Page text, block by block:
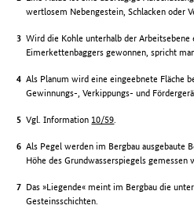
wertlosem Nebengestein, Schlacken oder
Wird die Kohle unterhalb der Arbeitsebene
Eimerkettenbaggers gewonnen, spricht
Als Planum wird eine eingeebnete Fläche
Gewinnungs-, Verkippungs- und
Vgl. Information 10/59
Als Pegel werden im Bergbau ausgebaute
Höhe des Grundwasserspiegels gemessen
Das »Liegende« meint im Bergbau die
Gesteinsschichten.